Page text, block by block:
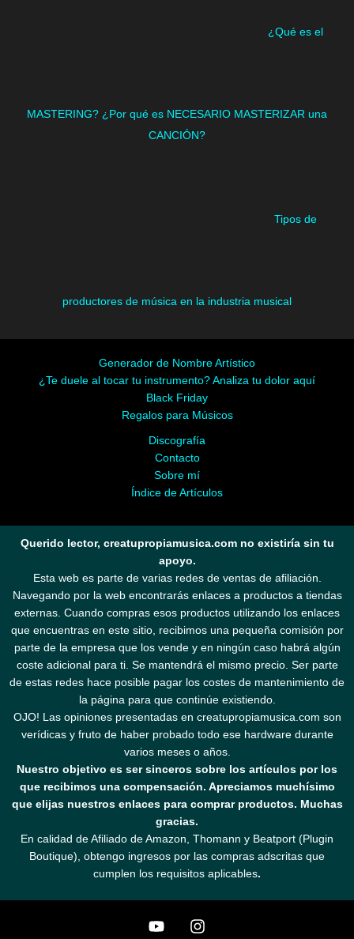
¿Qué es el
MASTERING? ¿Por qué es NECESARIO MASTERIZAR una
CANCIÓN?
Tipos de
productores de música en la industria musical
Generador de Nombre Artístico
¿Te duele al tocar tu instrumento? Analiza tu dolor aquí
Black Friday
Regalos para Músicos
Discografía
Contacto
Sobre mí
Índice de Artículos
Querido lector, creatupropiamusica.com no existiría sin tu
apoyo.
Esta web es parte de varias redes de ventas de afiliación.
Navegando por la web encontrarás enlaces a productos a tiendas
externas. Cuando compras esos productos utilizando los enlaces
que encuentras en este sitio, recibimos una pequeña comisión por
parte de la empresa que los vende y en ningún caso habrá algún
coste adicional para ti. Se mantendrá el mismo precio. Ser parte
de estas redes hace posible pagar los costes de mantenimiento de
la página para que continúe existiendo.
OJO! Las opiniones presentadas en creatupropiamusica.com son
verídicas y fruto de haber probado todo ese hardware durante
varios meses o años.
Nuestro objetivo es ser sinceros sobre los artículos por los
que recibimos una compensación. Apreciamos muchísimo
que elijas nuestros enlaces para comprar productos. Muchas
gracias.
En calidad de Afiliado de Amazon, Thomann y Beatport (Plugin
Boutique), obtengo ingresos por las compras adscritas que
cumplen los requisitos aplicables.